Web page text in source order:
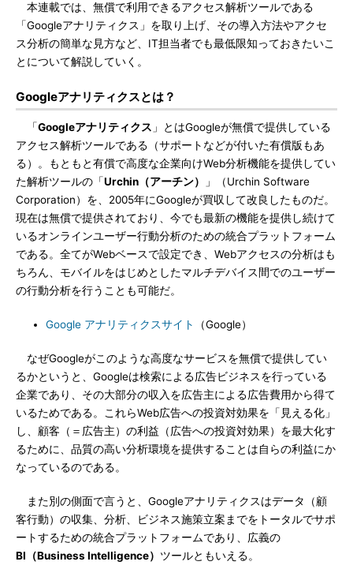
本連載では、無償で利用できるアクセス解析ツールである
「Googleアナリティクス」を取り上げ、その導入方法やアクセ
ス分析の簡単な見方など、IT担当者でも最低限知っておきたいこ
とについて解説していく。
Googleアナリティクスとは？
「Googleアナリティクス 」とはGoogleが無償で提供している
アクセス解析ツールである（サポートなどが付いた有償版もあ
る）。もともと有償で高度な企業向けWeb分析機能を提供してい
た解析ツールの「Urchin（アーチン）
」（Urchin Software
Corporation）を、2005年にGoogleが買収して改良したものだ。
現在は無償で提供されており、今でも最新の機能を提供し続けて
いるオンラインユーザー行動分析のための統合プラットフォーム
である。全てがWebベースで設定でき、Webアクセスの分析はも
ちろん、モバイルをはじめとしたマルチデバイス間でのユーザー
の行動分析を行うことも可能だ。
Google アナリティクスサイト （Google）
なぜGoogleがこのような高度なサービスを無償で提供してい
るかというと、Googleは検索による広告ビジネスを行っている
企業であり、その大部分の収入を広告主による広告費用から得て
いるためである。これらWeb広告への投資対効果を「見える化」
し、顧客（＝広告主）の利益（広告への投資対効果）を最大化す
るために、品質の高い分析環境を提供することは自らの利益にか
なっているのである。
また別の側面で言うと、Googleアナリティクスはデータ（顧
客行動）の収集、分析、ビジネス施策立案までをトータルでサポ
ートするための統合プラットフォームであり、広義の
BI（Business Intelligence） ツールともいえる。